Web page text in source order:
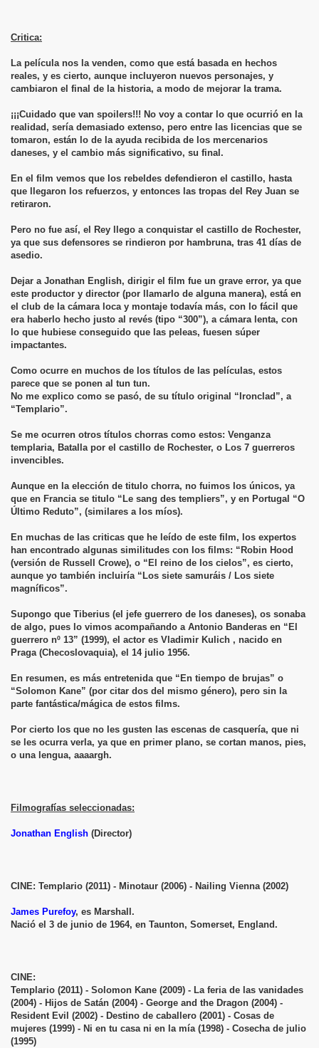
Critica:
La película nos la venden, como que está basada en hechos
reales, y es cierto, aunque incluyeron nuevos personajes, y
cambiaron el final de la historia, a modo de mejorar la trama.
¡¡¡Cuidado que van spoilers!!! No voy a contar lo que ocurrió en la
realidad, sería demasiado extenso, pero entre las licencias que se
tomaron, están lo de la ayuda recibida de los mercenarios
daneses, y el cambio más significativo, su final.
En el film vemos que los rebeldes defendieron el castillo, hasta
que llegaron los refuerzos, y entonces las tropas del Rey Juan se
retiraron.
Pero no fue así, el Rey llego a conquistar el castillo de Rochester,
ya que sus defensores se rindieron por hambruna, tras 41 días de
asedio.
Dejar a Jonathan English, dirigir el film fue un grave error, ya que
este productor y director (por llamarlo de alguna manera), está en
el club de la cámara loca y montaje todavía más, con lo fácil que
era haberlo hecho justo al revés (tipo “300”), a cámara lenta, con
lo que hubiese conseguido que las peleas, fuesen súper
impactantes.
Como ocurre en muchos de los títulos de las películas, estos
parece que se ponen al tun tun.
No me explico como se pasó, de su título original “Ironclad”, a
“Templario”.
Se me ocurren otros títulos chorras como estos: Venganza
templaria, Batalla por el castillo de Rochester, o Los 7 guerreros
invencibles.
Aunque en la elección de titulo chorra, no fuimos los únicos, ya
que en Francia se titulo “Le sang des templiers”, y en Portugal “O
Último Reduto”, (similares a los míos).
En muchas de las criticas que he leído de este film, los expertos
han encontrado algunas similitudes con los films: “Robin Hood
(versión de Russell Crowe), o “El reino de los cielos”, es cierto,
aunque yo también incluiría “Los siete samuráis / Los siete
magníficos”.
Supongo que Tiberius (el jefe guerrero de los daneses), os sonaba
de algo, pues lo vimos acompañando a Antonio Banderas en “El
guerrero nº 13” (1999), el actor es Vladimir Kulich , nacido en
Praga (Checoslovaquia), el 14 julio 1956.
En resumen, es más entretenida que “En tiempo de brujas” o
“Solomon Kane” (por citar dos del mismo género), pero sin la
parte fantástica/mágica de estos films.
Por cierto los que no les gusten las escenas de casquería, que ni
se les ocurra verla, ya que en primer plano, se cortan manos, pies,
o una lengua, aaaargh.
Filmografías seleccionadas:
Jonathan English (Director)
CINE: Templario (2011) - Minotaur (2006) - Nailing Vienna (2002)
James Purefoy, es Marshall.
Nació el 3 de junio de 1964, en Taunton, Somerset, England.
CINE:
Templario (2011) - Solomon Kane (2009) - La feria de las vanidades
(2004) - Hijos de Satán (2004) - George and the Dragon (2004) -
Resident Evil (2002) - Destino de caballero (2001) - Cosas de
mujeres (1999) - Ni en tu casa ni en la mía (1998) - Cosecha de julio
(1995)